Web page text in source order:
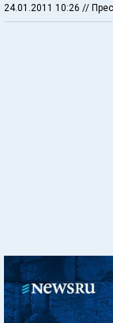
24.01.2011 10:26 //